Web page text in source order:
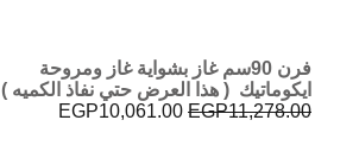
فرن 90سم غاز بشواية غاز ومروحة
ايكوماتيك ( هذا العرض حتي نفاذ الكميه )
EGP11,278.00
السعر
EGP10,061.00